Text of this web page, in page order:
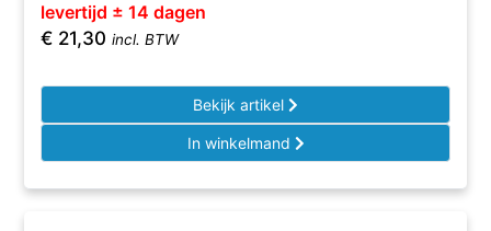
levertijd ± 14 dagen
€ 21,30 incl. BTW
Bekijk artikel
In winkelmand